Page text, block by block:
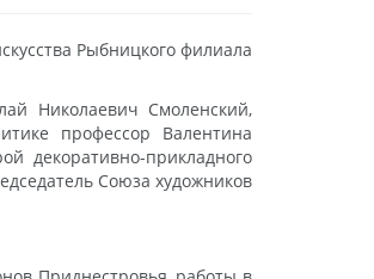
Рыбницкого филиала
Николаевич Смоленский,
профессор Валентина
декоративно-прикладного
Союза художников